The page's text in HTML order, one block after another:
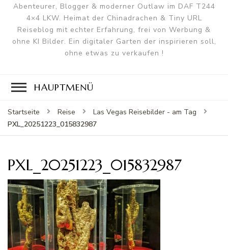
Abenteurer, Blogger & moderner Outlaw im DAF T244
4×4 LKW. Heimat der Chinadrachen & Tiny URL
Reiseblog mit echter Erfahrung, frei von Werbung &
ohne KI Bilder. Ein digitaler Garten der inspirieren soll,
ohne etwas zu verkaufen !
HAUPTMENÜ
Startseite Reise
Las Vegas Reisebilder - am Tag
PXL_20251223_015832987
PXL_20251223_015832987